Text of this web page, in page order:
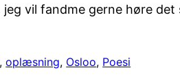
vil fandme gerne høre det
, oplæsning, Osloo, Poesi